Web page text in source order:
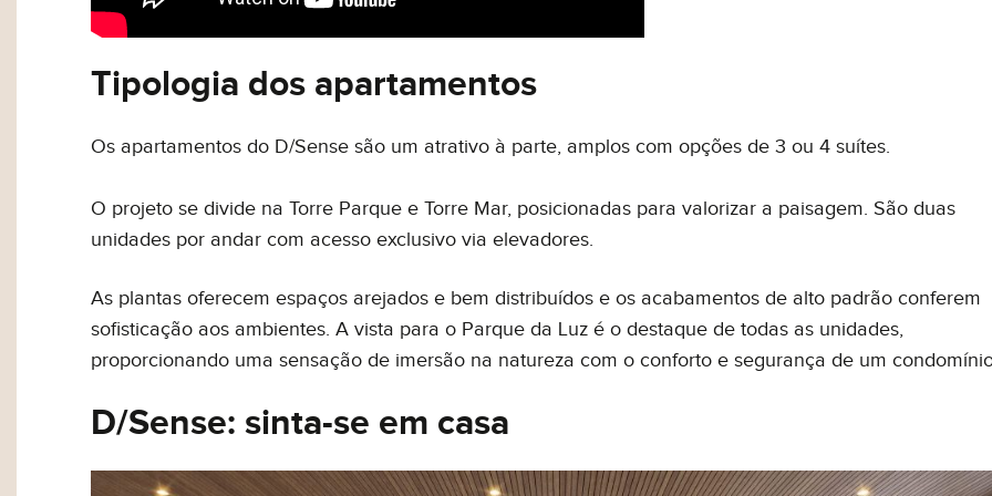
Tipologia dos apartamentos
Os apartamentos do D/Sense são um atrativo à parte, amplos com opções de 3 ou 4 suítes.
O projeto se divide na Torre Parque e Torre Mar, posicionadas para valorizar a paisagem. São duas
unidades por andar com acesso exclusivo via elevadores.
As plantas oferecem espaços arejados e bem distribuídos e os acabamentos de alto padrão conferem
sofisticação aos ambientes. A vista para o Parque da Luz é o destaque de todas as unidades,
proporcionando uma sensação de imersão na natureza com o conforto e segurança de um
D/Sense: sinta-se em casa